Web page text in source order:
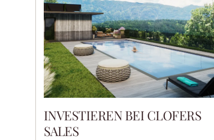
INVESTIEREN BEI CLOFERS
SALES